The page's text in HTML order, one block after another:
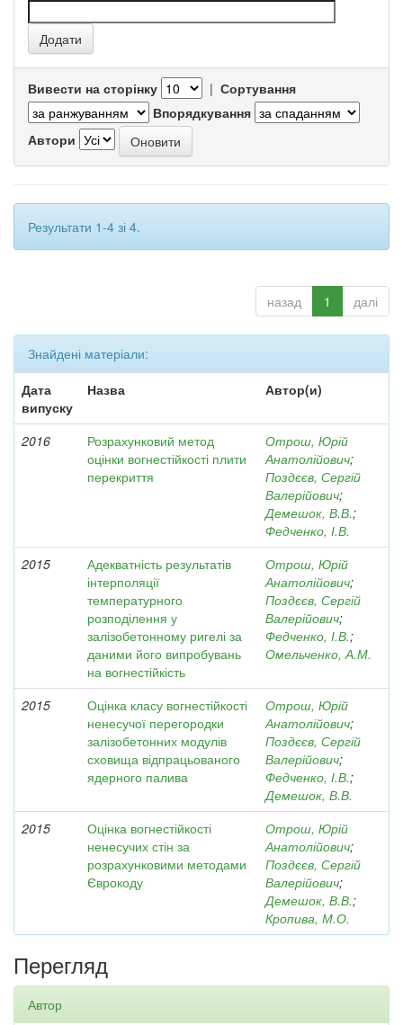
Вивести на сторінку | Сортування
Впорядкування
Автори
Результати 1-4 зі 4.
назад 1 далі
Знайдені матеріали:
Дата
випуску
Назва Автор(и)
2016
Розрахунковий метод
оцінки вогнестійкості плити
перекриття
Отрош, Юрій
Анатолійович;
Поздєєв, Сергій
Валерійович;
Демешок, В.В.;
Федченко, І.В.
2015
Адекватність результатів
інтерполяції
температурного
розподілення у
залізобетонному ригелі за
даними його випробувань
на вогнестійкість
Отрош, Юрій
Анатолійович;
Поздєєв, Сергій
Валерійович;
Федченко, І.В.;
Омельченко, А.М.
2015
Оцінка класу вогнестійкості
ненесучої перегородки
залізобетонних модулів
сховища відпрацьованого
ядерного палива
Отрош, Юрій
Анатолійович;
Поздєєв, Сергій
Валерійович;
Федченко, І.В.;
Демешок, В.В.
2015
Оцінка вогнестійкості
ненесучих стін за
розрахунковими методами
Єврокоду
Отрош, Юрій
Анатолійович;
Поздєєв, Сергій
Валерійович;
Демешок, В.В.;
Кропива, М.О.
Перегляд
Автор